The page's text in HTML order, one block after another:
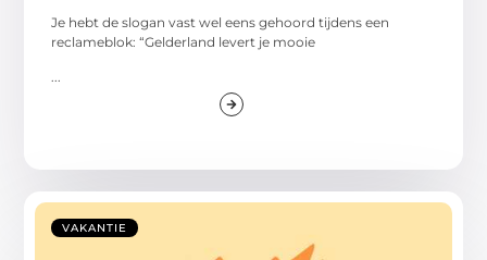
Je hebt de slogan vast wel eens gehoord tijdens een
reclameblok: “Gelderland levert je mooie
...
VAKANTIE